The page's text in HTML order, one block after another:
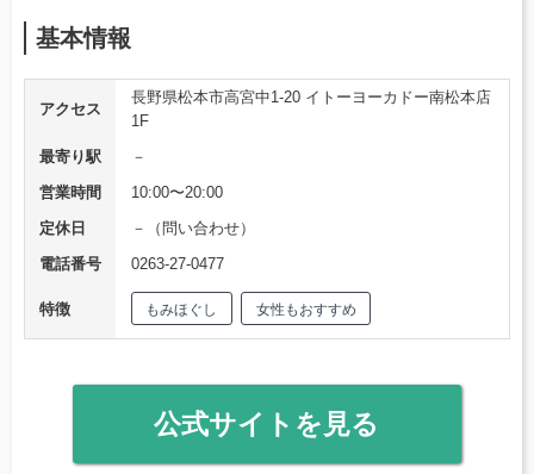
基本情報
アクセス
長野県松本市高宮中1-20 イトーヨーカドー南松本店
1F
最寄り駅
－
営業時間
10:00〜20:00
定休日
－（問い合わせ）
電話番号
0263-27-0477
特徴 もみほぐし 女性もおすすめ
公式サイトを見る